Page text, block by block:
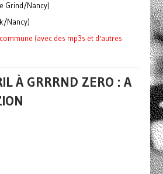
Grind/Nancy)
Nancy)
(avec des mp3s et d'autres
À GRRRND ZERO : A